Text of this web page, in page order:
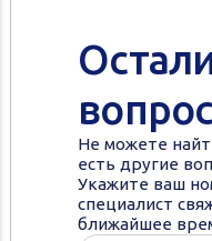
Не можете
есть другие
Укажите ваш
специалист
ближайшее